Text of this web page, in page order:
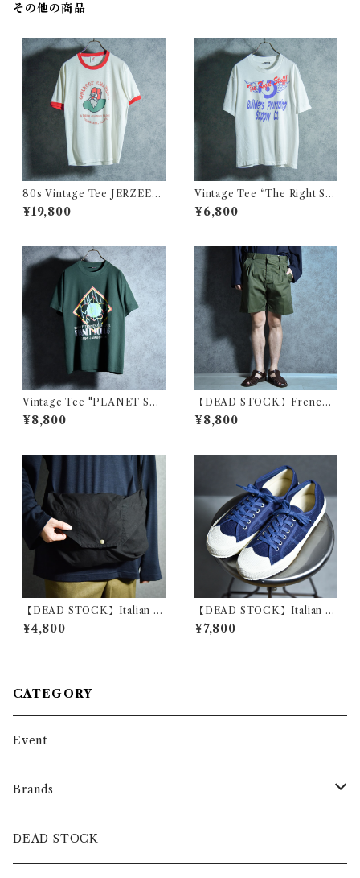
その他の商品
80s Vintage Tee JERZEES
"CHILKOOT CHARLIE'S"
ヴィンテージ Tシャツ チルク
¥19,800
Vintage Tee “The Right Stu
ff” SCREEN STAR ヴィンテ
ージ 企業 Tシャツ 114
¥6,800
Vintage Tee "PLANET SC
OUTING" FRUIT OF THE
LOOM ヴィンテージ Tシャツ
¥8,800
【DEAD STOCK】French
Army Short Pants フランス
軍 ショートパンツ
¥8,800
【DEAD STOCK】Italian A
rmy Cotton Shoulder Bag
イタリア軍 コットン ショルダ
¥4,800
【DEAD STOCK】Italian N
avy Sailor Shoes イタリア軍
セーラーシューズ
¥7,800
CATEGORY
Event
Brands
intch.
DEAD STOCK